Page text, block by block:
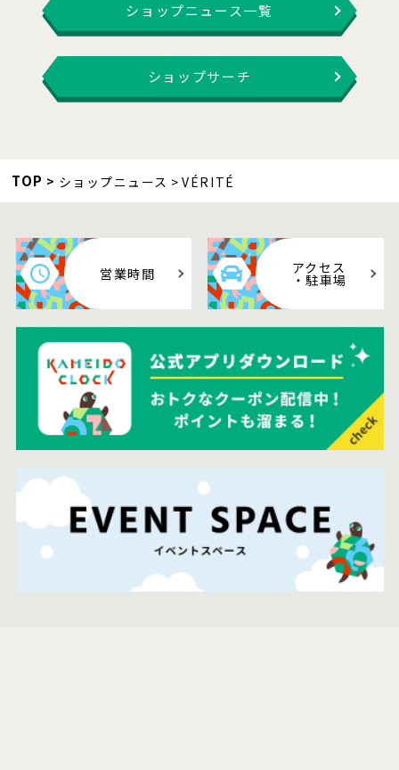
ショップニュース一覧
ショップサーチ
TOP ショップニュース VÉRITÉ
営業時間 アクセス
・駐車場